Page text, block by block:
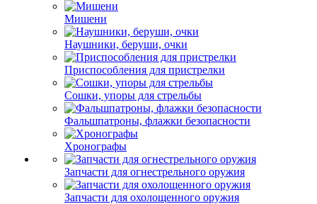
Мишени
Наушники, беруши, очки
Приспособления для пристрелки
Сошки, упоры для стрельбы
Фальшпатроны, флажки безопасности
Хронографы
Запчасти для огнестрельного оружия
Запчасти для охолощенного оружия